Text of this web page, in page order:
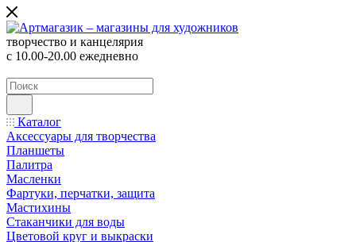
творчество и канцелярия
с 10.00-20.00 ежедневно
Каталог
Аксессуары для творчества
Планшеты
Палитра
Масленки
Фартуки, перчатки, защита
Мастихины
Стаканчики для воды
Цветовой круг и выкраски